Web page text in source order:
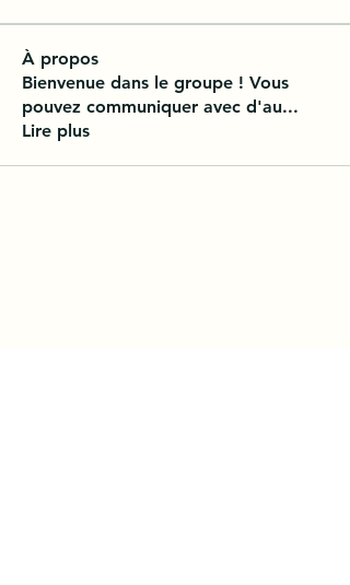
À propos
Bienvenue dans le groupe ! Vous
pouvez communiquer avec d'au...
Lire plus